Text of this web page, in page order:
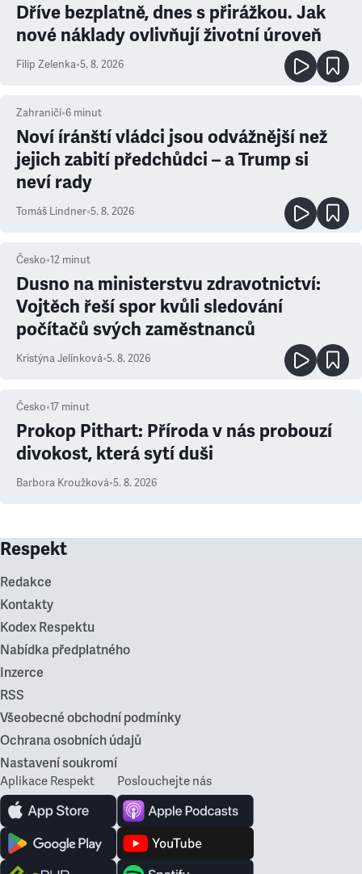
Dříve bezplatně, dnes s přirážkou. Jak
nové náklady ovlivňují životní úroveň
Filip Zelenka•5. 8. 2026
Zahraničí•6 minut
Noví íránští vládci jsou odvážnější než
jejich zabití předchůdci – a Trump si
neví rady
Tomáš Lindner•5. 8. 2026
Česko•12 minut
Dusno na ministerstvu zdravotnictví:
Vojtěch řeší spor kvůli sledování
počítačů svých zaměstnanců
Kristýna Jelínková•5. 8. 2026
Česko•17 minut
Prokop Pithart: Příroda v nás probouzí
divokost, která sytí duši
Barbora Kroužková•5. 8. 2026
Respekt
Redakce
Kontakty
Kodex Respektu
Nabídka předplatného
Inzerce
RSS
Všeobecné obchodní podmínky
Ochrana osobních údajů
Nastavení soukromí
Aplikace Respekt Poslouchejte nás